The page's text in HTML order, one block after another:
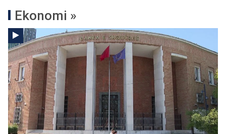
Ekonomi »